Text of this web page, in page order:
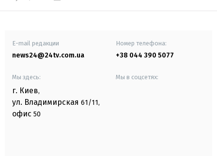
E-mail редакции
news24@24tv.com.ua
Номер телефона:
+38 044 390 5077
Мы здесь:
г. Киев,
ул. Владимирская 61/11,
офис 50
Мы в соцсетях: